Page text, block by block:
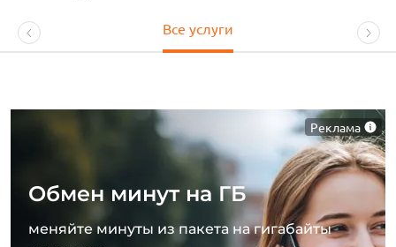
Все услуги
Реклама
Обмен минут на ГБ
меняйте минуты из пакета на гигабайты